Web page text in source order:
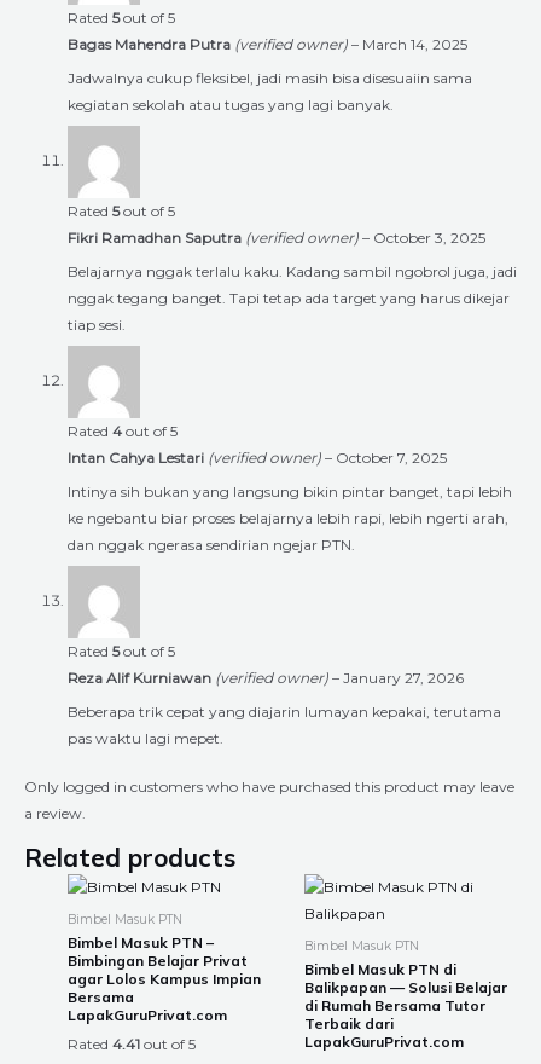
Rated 5out of 5
Bagas Mahendra Putra (verified owner) – March 14, 2025
Jadwalnya cukup fleksibel, jadi masih bisa disesuaiin sama
kegiatan sekolah atau tugas yang lagi banyak.
Rated 5out of 5
Fikri Ramadhan Saputra (verified owner) – October 3, 2025
Belajarnya nggak terlalu kaku. Kadang sambil ngobrol juga, jadi
nggak tegang banget. Tapi tetap ada target yang harus dikejar
tiap sesi.
Rated 4 out of 5
Intan Cahya Lestari (verified owner) – October 7, 2025
Intinya sih bukan yang langsung bikin pintar banget, tapi lebih
ke ngebantu biar proses belajarnya lebih rapi, lebih ngerti arah,
dan nggak ngerasa sendirian ngejar PTN.
Rated 5out of 5
Reza Alif Kurniawan (verified owner) – January 27, 2026
Beberapa trik cepat yang diajarin lumayan kepakai, terutama
pas waktu lagi mepet.
Only logged in customers who have purchased this product may leave
a review.
Related products
Bimbel Masuk PTN
Bimbel Masuk PTN –
Bimbingan Belajar Privat
agar Lolos Kampus Impian
Bersama
LapakGuruPrivat.com
Rated 4.41 out of 5
Rp6.720.000
Rp18.240.000
multiple
Bimbel Masuk PTN
Bimbel Masuk PTN di
Balikpapan — Solusi Belajar
di Rumah Bersama Tutor
Terbaik dari
LapakGuruPrivat.com
Price
range:
This
variants.